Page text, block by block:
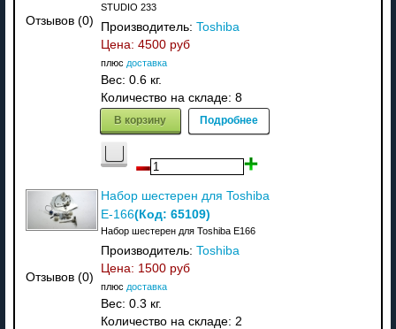
Отзывов (0)
STUDIO 233
Производитель: Toshiba
Цена: 4500 руб
плюс доставка
Вес: 0.6 кг.
Количество на складе: 8
В корзину Подробнее
Отзывов (0)
Набор шестерен для Toshiba
E-166(Код: 65109)
Набор шестерен для Toshiba E166
Производитель: Toshiba
Цена: 1500 руб
плюс доставка
Вес: 0.3 кг.
Количество на складе: 2